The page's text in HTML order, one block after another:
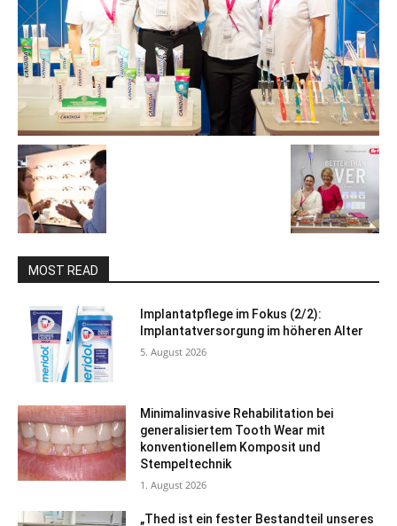
MOST READ
Implantatpflege im Fokus (2/2):
Implantatversorgung im höheren Alter
5. August 2026
Minimalinvasive Rehabilitation bei
generalisiertem Tooth Wear mit
konventionellem Komposit und
Stempeltechnik
1. August 2026
„Thed ist ein fester Bestandteil unseres